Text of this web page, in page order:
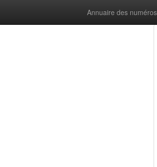
Annuaire des numéros